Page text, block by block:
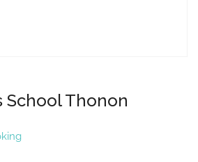
School Thonon